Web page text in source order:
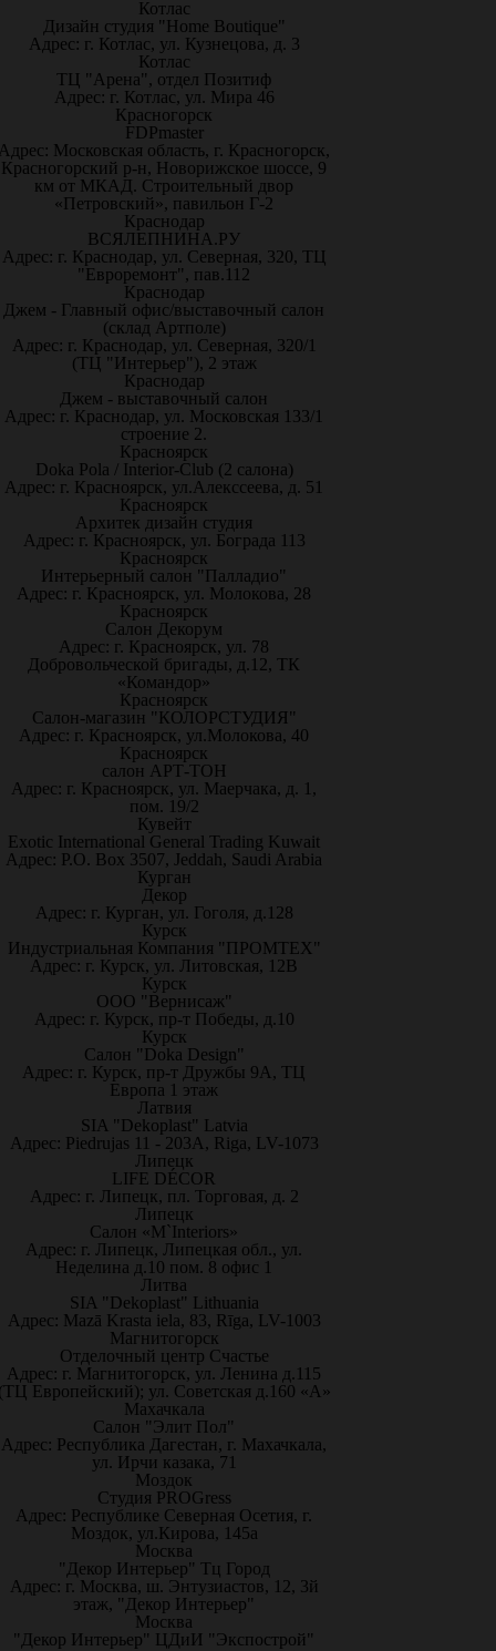
Котлас
Дизайн студия "Home Boutique"
Адрес: г. Котлас, ул. Кузнецова, д. 3
Котлас
ТЦ "Арена", отдел Позитиф
Адрес: г. Котлас, ул. Мира 46
Красногорск
FDPmaster
Московская область, г. Красногорск,
Красногорский р-н, Новорижское шоссе, 9
км от МКАД. Строительный двор
«Петровский», павильон Г-2
Краснодар
ВСЯЛЕПНИНА.РУ
Адрес: г. Краснодар, ул. Северная, 320, ТЦ
"Евроремонт", пав.112
Краснодар
Джем - Главный офис/выставочный салон
(склад Артполе)
Адрес: г. Краснодар, ул. Северная, 320/1
(ТЦ "Интерьер"), 2 этаж
Краснодар
Джем - выставочный салон
Адрес: г. Краснодар, ул. Московская 133/1
строение 2.
Красноярск
Doka Pola / Interior-Club (2 салона)
Адрес: г. Красноярск, ул.Алекссеева, д. 51
Красноярск
Архитек дизайн студия
Адрес: г. Красноярск, ул. Бограда 113
Красноярск
Интерьерный салон "Палладио"
Адрес: г. Красноярск, ул. Молокова, 28
Красноярск
Салон Декорум
Адрес: г. Красноярск, ул. 78
Добровольческой бригады, д.12, ТК
«Командор»
Красноярск
Салон-магазин "КОЛОРСТУДИЯ"
Адрес: г. Красноярск, ул.Молокова, 40
Красноярск
салон АРТ-ТОН
Адрес: г. Красноярск, ул. Маерчака, д. 1,
пом. 19/2
Кувейт
Exotic International General Trading Kuwait
Адрес: P.O. Box 3507, Jeddah, Saudi Arabia
Курган
Декор
Адрес: г. Курган, ул. Гоголя, д.128
Курск
Индустриальная Компания "ПРОМТЕХ"
Адрес: г. Курск, ул. Литовская, 12В
Курск
ООО "Вернисаж"
Адрес: г. Курск, пр-т Победы, д.10
Курск
Салон "Doka Design"
Адрес: г. Курск, пр-т Дружбы 9А, ТЦ
Европа 1 этаж
Латвия
SIA "Dekoplast" Latvia
Адрес: Piedrujas 11 - 203A, Riga, LV-1073
Липецк
LIFE DÉCOR
Адрес: г. Липецк, пл. Торговая, д. 2
Липецк
Салон «M`Interiors»
Адрес: г. Липецк, Липецкая обл., ул.
Неделина д.10 пом. 8 офис 1
Литва
SIA "Dekoplast" Lithuania
Адрес: Mazā Krasta iela, 83, Rīga, LV-1003
Магнитогорск
Отделочный центр Счастье
Адрес: г. Магнитогорск, ул. Ленина д.115
Европейский); ул. Советская д.160 «А»
Махачкала
Салон "Элит Пол"
Адрес: Республика Дагестан, г. Махачкала,
ул. Ирчи казака, 71
Моздок
Студия PROGress
Адрес: Республике Северная Осетия, г.
Моздок, ул.Кирова, 145а
Москва
"Декор Интерьер" Тц Город
Адрес: г. Москва, ш. Энтузиастов, 12, 3й
этаж, "Декор Интерьер"
Москва
"Декор Интерьер" ЦДиИ "Экспострой"